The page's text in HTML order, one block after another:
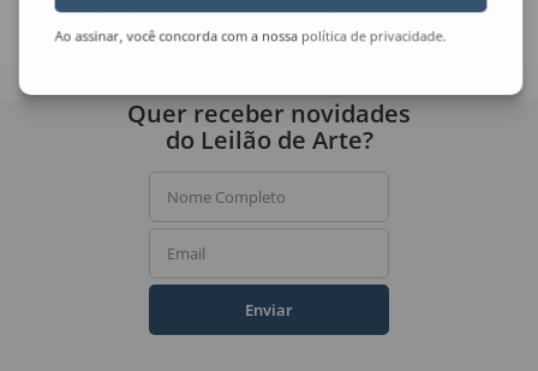
Sem Título
Sem Título
Ao assinar, você concorda com a nossa política de privacidade.
Quer receber novidades
do Leilão de Arte?
Nome Completo
Email
Enviar